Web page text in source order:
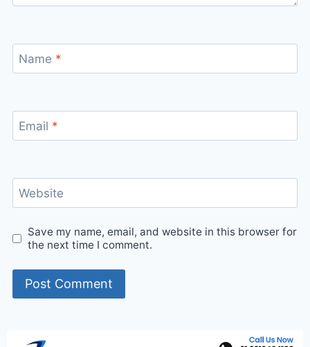
Name *
Email *
Website
Save my name, email, and website in this browser for
the next time I comment.